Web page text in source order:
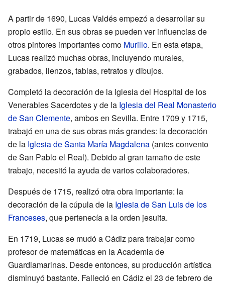
A partir de 1690, Lucas Valdés empezó a desarrollar su
propio estilo. En sus obras se pueden ver influencias de
otros pintores importantes como Murillo. En esta etapa,
Lucas realizó muchas obras, incluyendo murales,
grabados, lienzos, tablas, retratos y dibujos.
Completó la decoración de la Iglesia del Hospital de los
Venerables Sacerdotes y de la Iglesia del Real Monasterio
de San Clemente, ambos en Sevilla. Entre 1709 y 1715,
trabajó en una de sus obras más grandes: la decoración
de la Iglesia de Santa María Magdalena (antes convento
de San Pablo el Real). Debido al gran tamaño de este
trabajo, necesitó la ayuda de varios colaboradores.
Después de 1715, realizó otra obra importante: la
decoración de la cúpula de la Iglesia de San Luis de los
Franceses, que pertenecía a la orden jesuita.
En 1719, Lucas se mudó a Cádiz para trabajar como
profesor de matemáticas en la Academia de
Guardiamarinas. Desde entonces, su producción artística
disminuyó bastante. Falleció en Cádiz el 23 de febrero de